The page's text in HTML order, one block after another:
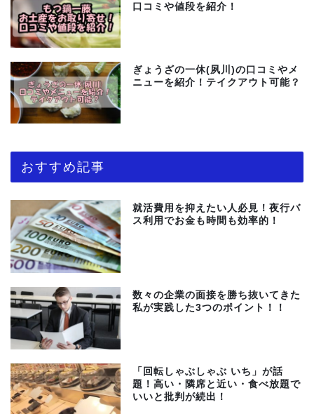
口コミや値段を紹介！
ぎょうざの一休(夙川)の口コミやメ
ニューを紹介！テイクアウト可能？
おすすめ記事
就活費用を抑えたい人必見！夜行バ
ス利用でお金も時間も効率的！
数々の企業の面接を勝ち抜いてきた
私が実践した3つのポイント！！
「回転しゃぶしゃぶ いち」が話
題！高い・隣席と近い・食べ放題で
いいと批判が続出！